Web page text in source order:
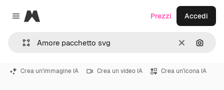
Close menu
Magnific
CancellaCerca
Prezzi Accedi
Crea un'immagine IA Crea un video IA Crea un'icona IA